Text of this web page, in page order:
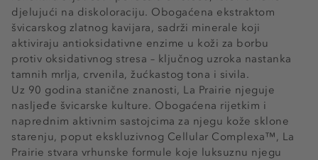
djelujući na diskoloraciju. Obogaćena ekstraktom
švicarskog zlatnog kavijara, sadrži minerale koji
aktiviraju antioksidativne enzime u koži za borbu
protiv oksidativnog stresa – ključnog uzroka nastanka
tamnih mrlja, crvenila, žućkastog tona i sivila.
Uz 90 godina stanične znanosti, La Prairie njeguje
nasljeđe švicarske kulture. Obogaćena rijetkim i
naprednim aktivnim sastojcima za njegu kože sklone
starenju, poput ekskluzivnog Cellular Complexa™, La
Prairie stvara vrhunske formule koje luksuznu njegu